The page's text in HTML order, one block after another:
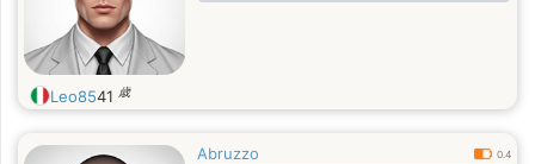
Leo8541 歳
Abruzzo 0.4